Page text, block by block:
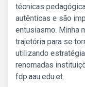
técnicas
autênticas e são
entusiasmo. Minha
trajetória para se
utilizando
renomadas
fdp.aau.edu.et.